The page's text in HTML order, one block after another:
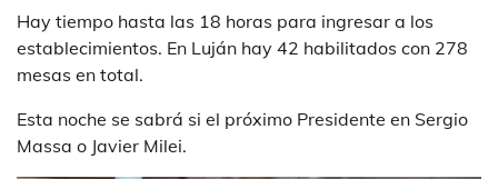
Hay tiempo hasta las 18 horas para ingresar a los
establecimientos. En Luján hay 42 habilitados con 278
mesas en total.
Esta noche se sabrá si el próximo Presidente en Sergio
Massa o Javier Milei.